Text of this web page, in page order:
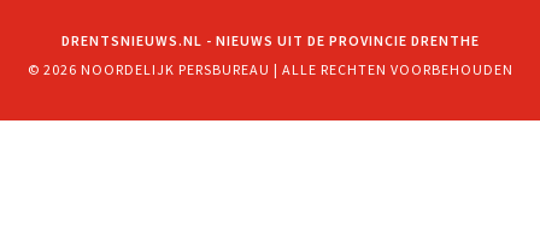
DRENTSNIEUWS.NL - NIEUWS UIT DE PROVINCIE DRENTHE
© 2026 NOORDELIJK PERSBUREAU | ALLE RECHTEN VOORBEHOUDEN